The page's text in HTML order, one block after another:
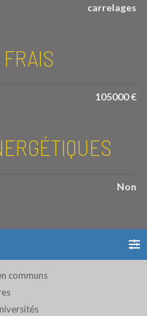
carrelages
105000 €
Non
communs